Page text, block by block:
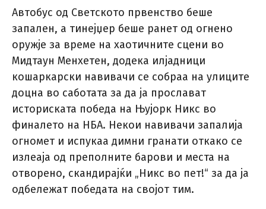
Автобус од Светското првенство беше
запален, а тинејџер беше ранет од огнено
оружје за време на хаотичните сцени во
Мидтаун Менхетен, додека илјадници
кошаркарски навивачи се собраа на улиците
доцна во саботата за да ја прослават
историската победа на Њујорк Никс во
финалето на НБА. Некои навивачи запалија
огномет и испукаа димни гранати откако се
излеаја од преполните барови и места на
отворено, скандирајќи „Никс во пет!“ за да ја
одбележат победата на својот тим.